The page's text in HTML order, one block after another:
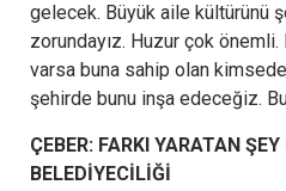
gelecek. Büyük aile kültürünü
zorundayız. Huzur çok
varsa buna sahip olan
şehirde bunu inşa edeceğiz.
ÇEBER: FARKI YARATAN ŞEY
BELEDİYECİLİĞİ